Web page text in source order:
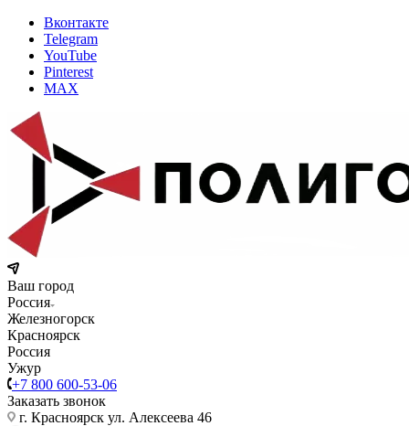
Вконтакте
Telegram
YouTube
Pinterest
MAX
Ваш город
Россия
Железногорск
Красноярск
Россия
Ужур
+7 800 600-53-06
Заказать звонок
г. Красноярск ул. Алексеева 46